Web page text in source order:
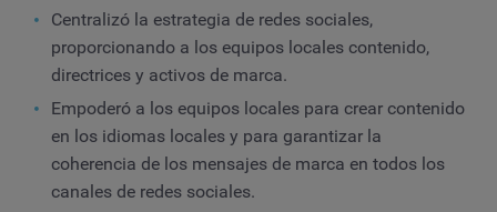
Centralizó la estrategia de redes sociales,
proporcionando a los equipos locales contenido,
directrices y activos de marca.
Empoderó a los equipos locales para crear contenido
en los idiomas locales y para garantizar la
coherencia de los mensajes de marca en todos los
canales de redes sociales.